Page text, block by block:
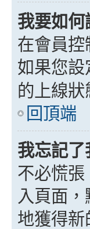
我要如
在會員
如果您設
的上線
回頂端
我忘記了
不必慌
入頁面，
地獲得新